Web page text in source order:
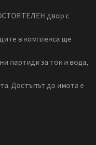
двор с
в комплекса ще
партиди за ток и вода,
Достъпът до имота е